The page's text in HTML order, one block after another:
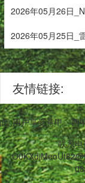
2026年05月26日
2026年05月25日_
友情链接:
,用户享受意甲、
联系